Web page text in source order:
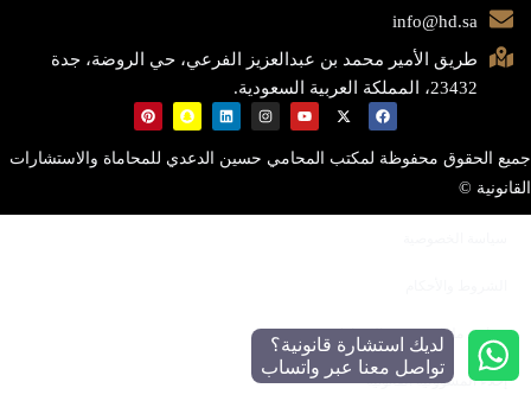
info@hd.sa
طريق الأمير محمد بن عبدالعزيز الفرعي، حي الروضة، جدة
23432، المملكة العربية السعودية.
جميع الحقوق محفوظة لمكتب المحامي حسين الدعدي للمحاماة والاستشارات
القانونية ©
سياسة ملفات تعريف الارتباط
إخلاء المسؤولية القانونية
لديك استشارة قانونية؟
تواصل معنا عبر واتساب